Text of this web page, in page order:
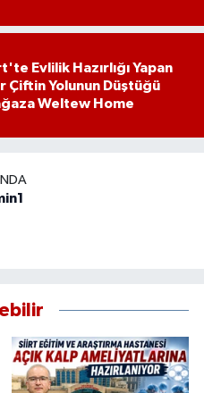
Evlilik Hazırlığı Yapan
Çiftin Yolunun Düştüğü
Weltew Home